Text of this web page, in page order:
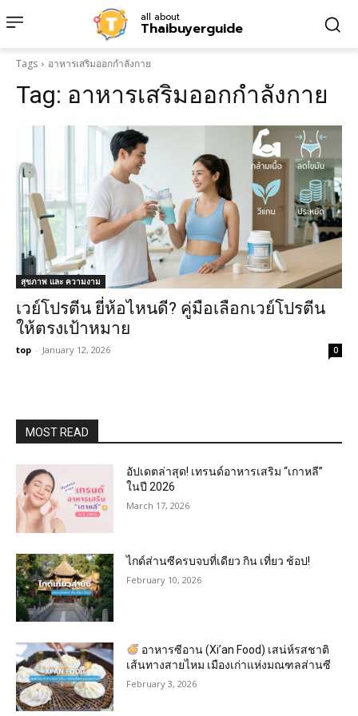
all about
Thaibuyerguide
Tags อาหารเสริมออกกำลังกาย
Tag: อาหารเสริมออกกำลังกาย
สุขภาพ และ ความงาม
เวย์โปรตีน ยี่ห้อไหนดี? คู่มือเลือกเวย์โปรตีน
ให้ตรงเป้าหมาย
top - January 12, 2026 0
MOST READ
อัปเดตล่าสุด! เทรนด์อาหารเสริม “เกาหลี”
ในปี 2026
March 17, 2026
ไกด์ส่านซีครบจบที่เดียว กิน เที่ยว ช้อป!
February 10, 2026
อาหารซีอาน (Xi’an Food) เสน่ห์รสชาติ
เส้นทางสายไหม เมืองเก่าแห่งมณฑลส่านซี
February 3, 2026